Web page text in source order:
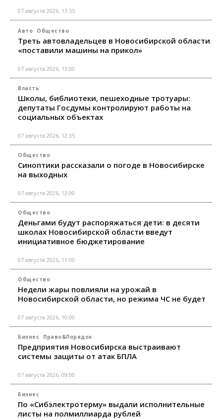
07 августа 2026, 13:55
Авто Общество
Треть автовладельцев в Новосибирской области
«поставили машины на прикол»
07 августа 2026, 13:00
Власть
Школы, библиотеки, пешеходные тротуары:
депутаты Госдумы контролируют работы на
социальных объектах
07 августа 2026, 12:35
Общество
Синоптики рассказали о погоде в Новосибирске
на выходных
07 августа 2026, 12:00
Общество
Деньгами будут распоряжаться дети: в десяти
школах Новосибирской области введут
инициативное бюджетирование
07 августа 2026, 11:00
Общество
Недели жары повлияли на урожай в
Новосибирской области, но режима ЧС не будет
07 августа 2026, 10:00
Бизнес Право&Порядок
Предприятия Новосибирска выстраивают
системы защиты от атак БПЛА
07 августа 2026, 09:00
Бизнес
По «Сибэлектротерму» выдали исполнительные
листы на полмиллиарда рублей